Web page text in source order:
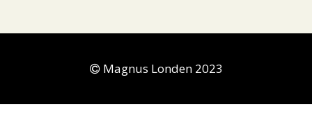
Magnus Londen 2023